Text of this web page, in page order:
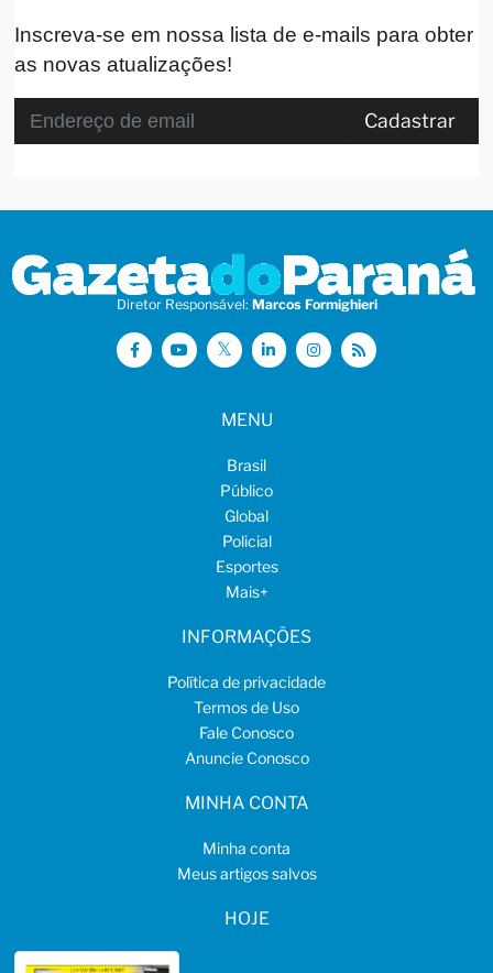
Inscreva-se em nossa lista de e-mails para obter
as novas atualizações!
Cadastrar
Diretor Responsável: Marcos Formighieri
MENU
Brasil
Público
Global
Policial
Esportes
Mais+
INFORMAÇÕES
Política de privacidade
Termos de Uso
Fale Conosco
Anuncie Conosco
MINHA CONTA
Minha conta
Meus artigos salvos
HOJE